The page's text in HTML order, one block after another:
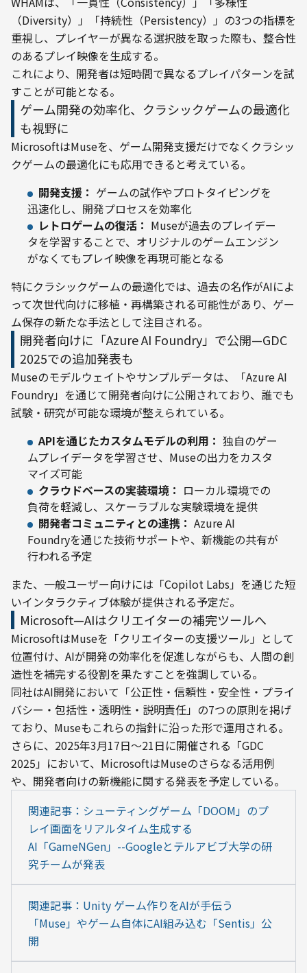
（Diversity）」「持続性（Persistency）」の3つの指標を
重視し、プレイヤーが異なる選択肢を取った際も、整合性
のあるプレイ映像を生成する。
これにより、開発者は短時間で異なるプレイパターンを試
すことが可能となる。
ゲーム開発の効率化、クラシックゲームの最適化
も視野に
MicrosoftはMuseを、ゲーム開発支援だけでなくクラシッ
クゲームの最適化にも応用できると考えている。
開発支援： ゲームの試作やプロトタイピングを
迅速化し、開発プロセスを効率化
レトロゲームの復活： Museが過去のプレイデー
タを学習することで、オリジナルのゲームエンジン
がなくてもプレイ映像を再現可能となる
特にクラシックゲームの最適化では、過去の名作がAIによ
って次世代向けに移植・再構築される可能性があり、ゲー
ム保存の新たな手法として注目される。
開発者向けに「Azure AI Foundry」で公開—GDC
2025での追加発表も
Museのモデルウェイトやサンプルデータは、「Azure AI
Foundry」を通じて開発者向けに公開されており、誰でも
試験・研究が可能な環境が整えられている。
APIを通じたカスタムモデルの利用： 独自のゲー
ムプレイデータを学習させ、Museの出力をカスタ
マイズ可能
クラウドベースの実装環境： ローカル環境での
負荷を軽減し、スケーラブルな実験環境を提供
開発者コミュニティとの連携： Azure AI
Foundryを通じた技術サポートや、新機能の共有が
行われる予定
また、一般ユーザー向けには「Copilot Labs」を通じた短
いインタラクティブ体験が提供される予定だ。
Microsoft—AIはクリエイターの補完ツールへ
MicrosoftはMuseを「クリエイターの支援ツール」として
位置付け、AIが開発の効率化を促進しながらも、人間の創
造性を補完する役割を果たすことを強調している。
同社はAI開発において「公正性・信頼性・安全性・プライ
バシー・包括性・透明性・説明責任」の7つの原則を掲げ
ており、Museもこれらの指針に沿った形で運用される。
さらに、2025年3月17日～21日に開催される「GDC
2025」において、MicrosoftはMuseのさらなる活用例
や、開発者向けの新機能に関する発表を予定している。
関連記事：シューティングゲーム「DOOM」のプ
レイ画面をリアルタイム生成する
AI「GameNGen」--Googleとテルアビブ大学の研
究チームが発表
関連記事：Unity ゲーム作りをAIが手伝う
「Muse」やゲーム自体にAI組み込む「Sentis」公
開